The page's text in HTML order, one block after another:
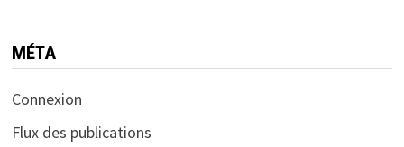
MÉTA
Connexion
Flux des publications